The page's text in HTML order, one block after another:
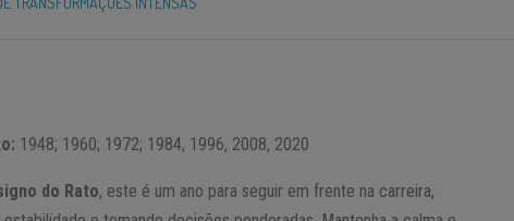
1948; 1960; 1972; 1984, 1996, 2008, 2020
do Rato, este é um ano para seguir em frente na carreira,